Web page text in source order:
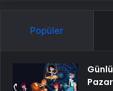
Popüler